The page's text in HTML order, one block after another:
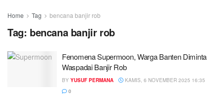
Home Tag bencana banjir rob
Tag: bencana banjir rob
Fenomena Supermoon, Warga Banten Diminta
Waspadai Banjir Rob
BY YUSUF PERMANA
KAMIS, 6 NOVEMBER 2025 16:35
0